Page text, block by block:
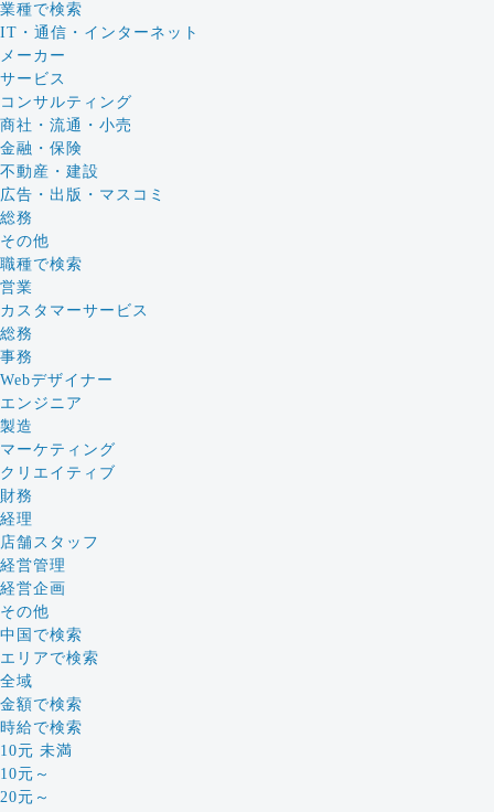
業種で検索
IT・通信・インターネット
メーカー
サービス
コンサルティング
商社・流通・小売
金融・保険
不動産・建設
広告・出版・マスコミ
総務
その他
職種で検索
営業
カスタマーサービス
総務
事務
Webデザイナー
エンジニア
製造
マーケティング
クリエイティブ
財務
経理
店舗スタッフ
経営管理
経営企画
その他
中国で検索
エリアで検索
全域
金額で検索
時給で検索
10元 未満
10元～
20元～